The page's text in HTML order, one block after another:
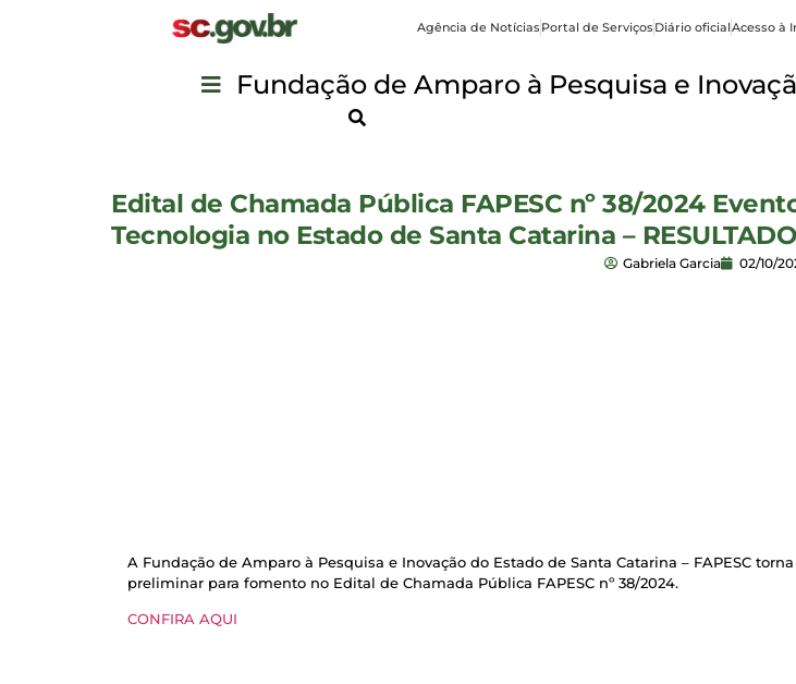
Agência de NotíciasPortal de ServiçosDiário oficialAcesso à
Fundação de Amparo à Pesquisa e
Edital de Chamada Pública FAPESC nº 38/2024
Tecnologia no Estado de Santa Catarina –
Gabriela Garcia 02/10/
A Fundação de Amparo à Pesquisa e Inovação do Estado de Santa Catarina – FAPESC
preliminar para fomento no Edital de Chamada Pública FAPESC nº 38/2024.
CONFIRA AQUI